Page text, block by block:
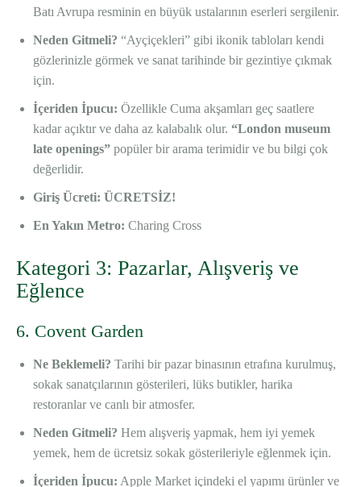
Batı Avrupa resminin en büyük ustalarının eserleri sergilenir.
Neden Gitmeli? “Ayçiçekleri” gibi ikonik tabloları kendi
gözlerinizle görmek ve sanat tarihinde bir gezintiye çıkmak
için.
İçeriden İpucu: Özellikle Cuma akşamları geç saatlere
kadar açıktır ve daha az kalabalık olur. “London museum
late openings” popüler bir arama terimidir ve bu bilgi çok
değerlidir.
Giriş Ücreti: ÜCRETSİZ!
En Yakın Metro: Charing Cross
Kategori 3: Pazarlar, Alışveriş ve
Eğlence
6. Covent Garden
Ne Beklemeli? Tarihi bir pazar binasının etrafına kurulmuş,
sokak sanatçılarının gösterileri, lüks butikler, harika
restoranlar ve canlı bir atmosfer.
Neden Gitmeli? Hem alışveriş yapmak, hem iyi yemek
yemek, hem de ücretsiz sokak gösterileriyle eğlenmek için.
İçeriden İpucu: Apple Market içindeki el yapımı ürünler ve